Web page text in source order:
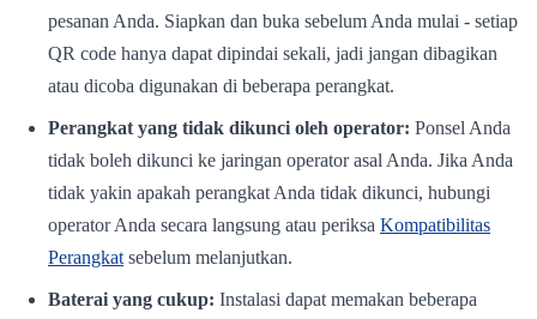
pesanan Anda. Siapkan dan buka sebelum Anda mulai - setiap
QR code hanya dapat dipindai sekali, jadi jangan dibagikan
atau dicoba digunakan di beberapa perangkat.
Perangkat yang tidak dikunci oleh operator: Ponsel Anda
tidak boleh dikunci ke jaringan operator asal Anda. Jika Anda
tidak yakin apakah perangkat Anda tidak dikunci, hubungi
operator Anda secara langsung atau periksa Kompatibilitas
Perangkat sebelum melanjutkan.
Baterai yang cukup: Instalasi dapat memakan beberapa